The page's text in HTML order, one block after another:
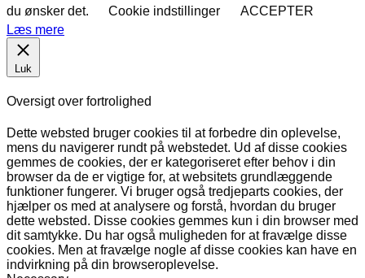
du ønsker det.
Cookie indstillinger
ACCEPTER
Læs mere
Luk
Oversigt over fortrolighed
Dette websted bruger cookies til at forbedre din oplevelse,
mens du navigerer rundt på webstedet. Ud af disse cookies
gemmes de cookies, der er kategoriseret efter behov i din
browser da de er vigtige for, at websitets grundlæggende
funktioner fungerer. Vi bruger også tredjeparts cookies, der
hjælper os med at analysere og forstå, hvordan du bruger
dette websted. Disse cookies gemmes kun i din browser med
dit samtykke. Du har også muligheden for at fravælge disse
cookies. Men at fravælge nogle af disse cookies kan have en
indvirkning på din browseroplevelse.